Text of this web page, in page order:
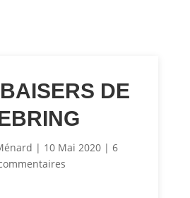
DE
| 10 Mai 2020 |6